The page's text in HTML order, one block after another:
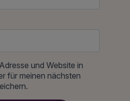
und Website in
für meinen nächsten